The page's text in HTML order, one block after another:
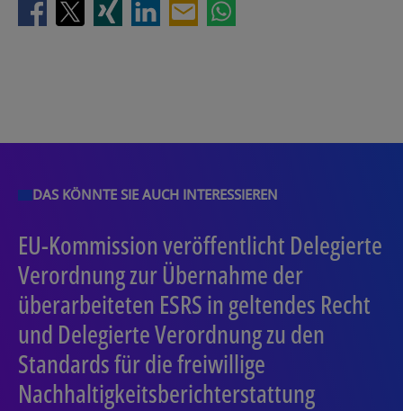
DAS KÖNNTE SIE AUCH INTERESSIEREN
EU-Kommission veröffentlicht Delegierte
Verordnung zur Übernahme der
überarbeiteten ESRS in geltendes Recht
und Delegierte Verordnung zu den
Standards für die freiwillige
Nachhaltigkeitsberichterstattung